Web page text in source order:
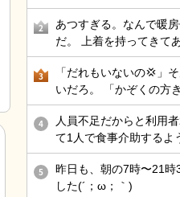
気がないのか… 怒りを
事がありません。 ケア
電話越しで、またお願
規依頼)と足を運ばす営
な上司とサ責のツケが
なって回ってきたと思
ますか？
2
あつすぎる。なんで暖
だ。 上着を持ってきて
んじゃないの。
3
「だれもいないの💢」
いだろ。 「かぞくの方
💢」伝えてもらわなき
だろ。 職員あるあるな
ど、無意味にトゲトゲし
んって何の得があって
ろ。 嫌いだわ〜
4
人員不足だからと利用
て1人で食事介助するよ
て、その上、他利用者
動き回る認知症利用者
掛けまでやらされ、最近
5
昨日も、朝の7時〜21時
した(´；ω；｀)